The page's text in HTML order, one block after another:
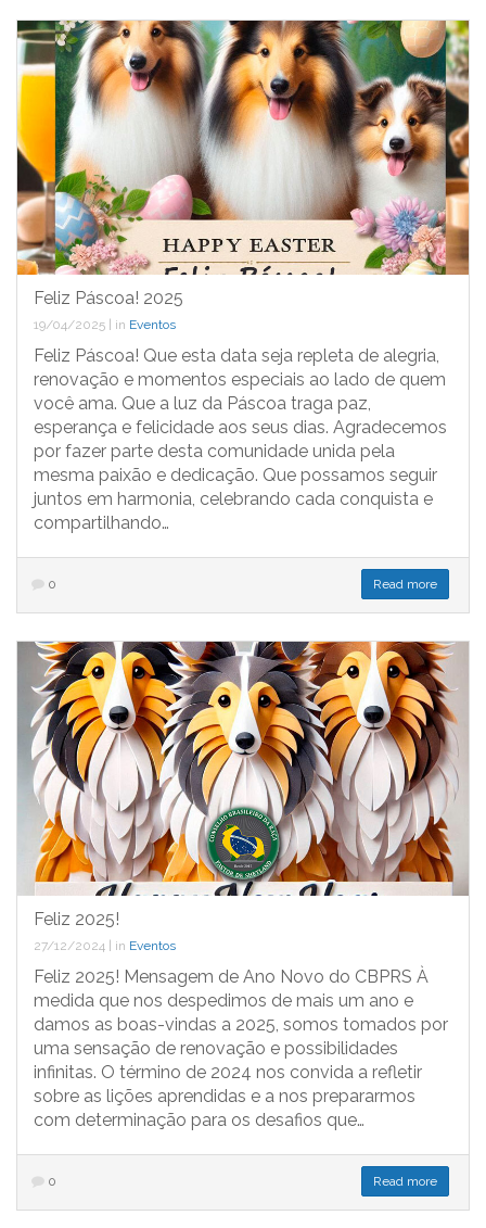
Feliz Páscoa! 2025
19/04/2025 in Eventos
Feliz Páscoa! Que esta data seja repleta de alegria,
renovação e momentos especiais ao lado de quem
você ama. Que a luz da Páscoa traga paz,
esperança e felicidade aos seus dias. Agradecemos
por fazer parte desta comunidade unida pela
mesma paixão e dedicação. Que possamos seguir
juntos em harmonia, celebrando cada conquista e
compartilhando…
0 Read more
Feliz 2025!
27/12/2024 in Eventos
Feliz 2025! Mensagem de Ano Novo do CBPRS À
medida que nos despedimos de mais um ano e
damos as boas-vindas a 2025, somos tomados por
uma sensação de renovação e possibilidades
infinitas. O término de 2024 nos convida a refletir
sobre as lições aprendidas e a nos prepararmos
com determinação para os desafios que…
0 Read more